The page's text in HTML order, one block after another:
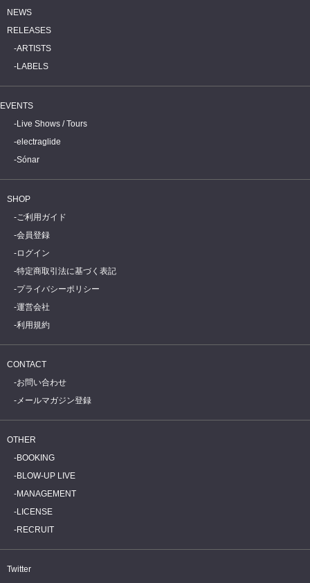
NEWS
RELEASES
ARTISTS
LABELS
EVENTS
Live Shows / Tours
electraglide
Sónar
SHOP
ご利用ガイド
会員登録
ログイン
特定商取引法に基づく表記
プライバシーポリシー
運営会社
利用規約
CONTACT
お問い合わせ
メールマガジン登録
OTHER
BOOKING
BLOW-UP LIVE
MANAGEMENT
LICENSE
RECRUIT
Twitter